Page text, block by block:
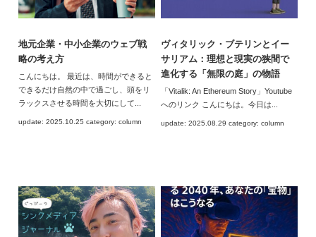
地元企業・中小企業のウェブ戦
略の考え方
こんにちは。 最近は、時間ができると
できるだけ自然の中で過ごし、頭をリ
ラックスさせる時間を大切にして...
update: 2025.10.25 category: column
ヴィタリック・ブテリンとイー
サリアム：理想と現実の狭間で
進化する「無限の庭」の物語
「Vitalik: An Ethereum Story」Youtube
へのリンク こんにちは。今日は...
update: 2025.08.29 category: column